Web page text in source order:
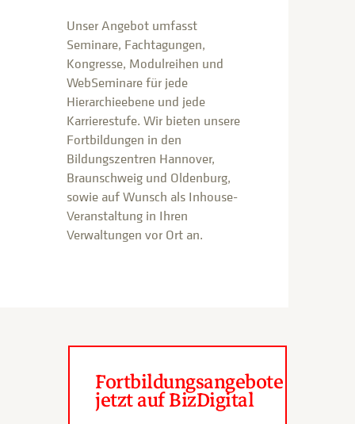
Unser Angebot umfasst
Seminare, Fachtagungen,
Kongresse, Modulreihen und
WebSeminare für jede
Hierarchieebene und jede
Karrierestufe. Wir bieten unsere
Fortbildungen in den
Bildungszentren Hannover,
Braunschweig und Oldenburg,
sowie auf Wunsch als Inhouse-
Veranstaltung in Ihren
Verwaltungen vor Ort an.
Fortbildungsangebote
jetzt auf BizDigital